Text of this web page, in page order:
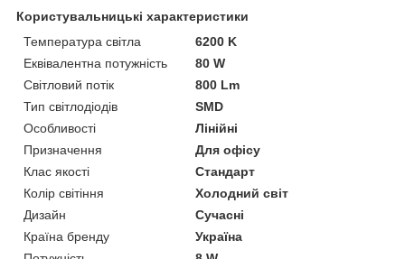
Користувальницькі характеристики
Температура світла
6200 K
Еквівалентна потужність
80 W
Світловий потік
800 Lm
Тип світлодіодів
SMD
Особливості
Лінійні
Призначення
Для офісу
Клас якості
Стандарт
Колір світіння
Холодний світ
Дизайн
Сучасні
Країна бренду
Україна